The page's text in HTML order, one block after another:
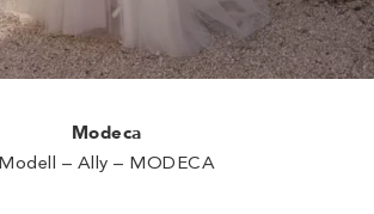
Modeca
Modell – Ally – MODECA